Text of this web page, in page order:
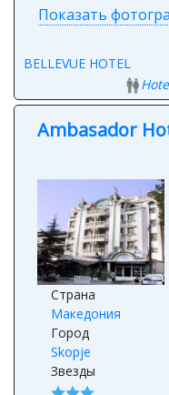
Показать
BELLEVUE HOTEL
Ambasador
Страна
Македония
Город
Skopje
Звезды